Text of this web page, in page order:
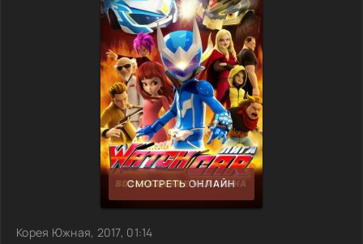
СМОТРЕТЬ ОНЛАЙН
Корея Южная, 2017, 01:14